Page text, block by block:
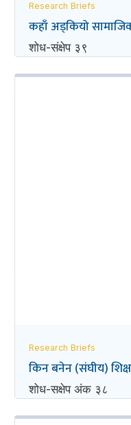
Research Briefs
कहाँ अड्कियो
शोध-संक्षेप ३९
Research Briefs
किन बनेन (संघीय)
शोध-स‌क्षेप अंक ३८